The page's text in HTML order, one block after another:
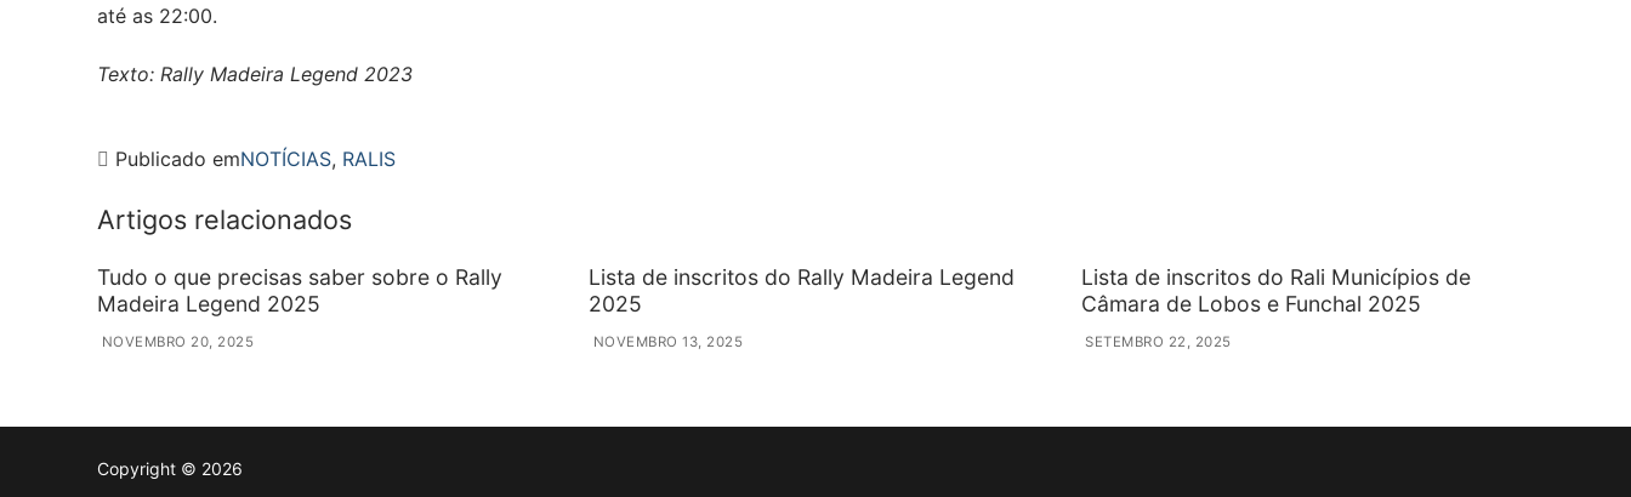
até as 22:00.
Texto: Rally Madeira Legend 2023
Publicado emNOTÍCIAS, RALIS
Artigos relacionados
Tudo o que precisas saber sobre o Rally
Madeira Legend 2025
NOVEMBRO 20, 2025
Lista de inscritos do Rally Madeira Legend
2025
NOVEMBRO 13, 2025
Lista de inscritos do Rali Municípios de
Câmara de Lobos e Funchal 2025
SETEMBRO 22, 2025
Copyright © 2026